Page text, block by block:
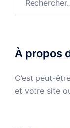
À propos
C’est peut-
et votre site